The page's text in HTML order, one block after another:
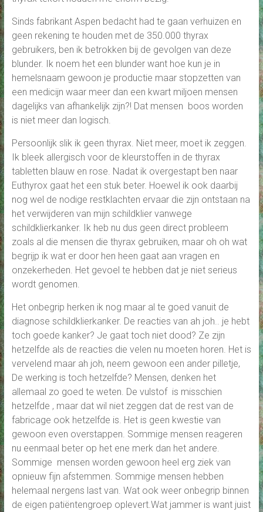
Sinds fabrikant Aspen bedacht had te gaan verhuizen en
geen rekening te houden met de 350.000 thyrax
gebruikers, ben ik betrokken bij de gevolgen van deze
blunder. Ik noem het een blunder want hoe kun je in
hemelsnaam gewoon je productie maar stopzetten van
een medicijn waar meer dan een kwart miljoen mensen
dagelijks van afhankelijk zijn?! Dat mensen boos worden
is niet meer dan logisch.
Persoonlijk slik ik geen thyrax. Niet meer, moet ik zeggen.
Ik bleek allergisch voor de kleurstoffen in de thyrax
tabletten blauw en rose. Nadat ik overgestapt ben naar
Euthyrox gaat het een stuk beter. Hoewel ik ook daarbij
nog wel de nodige restklachten ervaar die zijn ontstaan na
het verwijderen van mijn schildklier vanwege
schildklierkanker. Ik heb nu dus geen direct probleem
zoals al die mensen die thyrax gebruiken, maar oh oh wat
begrijp ik wat er door hen heen gaat aan vragen en
onzekerheden. Het gevoel te hebben dat je niet serieus
wordt genomen.
Het onbegrip herken ik nog maar al te goed vanuit de
diagnose schildklierkanker. De reacties van ah joh.. je hebt
toch goede kanker? Je gaat toch niet dood? Ze zijn
hetzelfde als de reacties die velen nu moeten horen. Het is
vervelend maar ah joh, neem gewoon een ander pilletje,
De werking is toch hetzelfde? Mensen, denken het
allemaal zo goed te weten. De vulstof is misschien
hetzelfde , maar dat wil niet zeggen dat de rest van de
fabricage ook hetzelfde is. Het is geen kwestie van
gewoon even overstappen. Sommige mensen reageren
nu eenmaal beter op het ene merk dan het andere.
Sommige mensen worden gewoon heel erg ziek van
opnieuw fijn afstemmen. Sommige mensen hebben
helemaal nergens last van. Wat ook weer onbegrip binnen
de eigen patiëntengroep oplevert.Wat jammer is want juist